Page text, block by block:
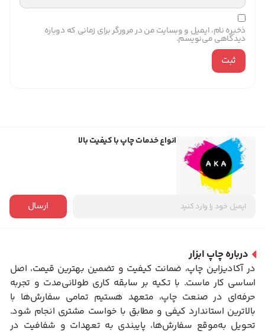
ذخیره نام، ایمیل و وبسایت من در مرورگر برای زمانی که دوباره
دیدگاهی می‌نویسم.
انواع خدمات چاپ با کیفیت بالا
ارسال
درباره چاپ ابزار
در آکادیزاین چاپ، ضمانت کیفیت و تضمین بهترین قیمت، اصل
اساسی کار ماست. با تکیه بر سابقه کاری طولانی‌مدت و تجربه
حرفه‌ای در صنعت چاپ، متعهد هستیم تمامی سفارش‌ها با
بالاترین استاندارد کیفی و مطابق با خواست مشتری انجام شود.
تحویل به‌موقع سفارش‌ها، پایبندی به تعهدات و شفافیت در